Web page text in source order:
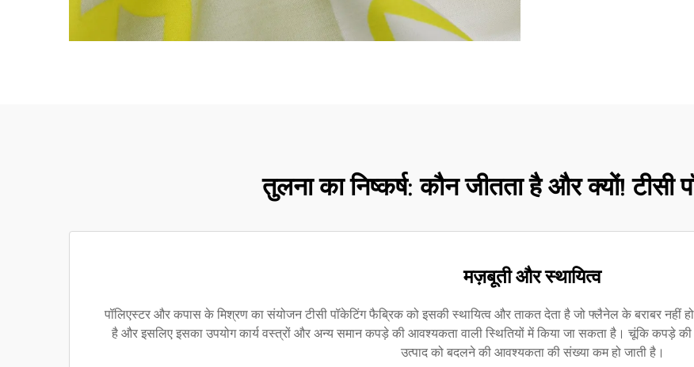
तुलना का निष्कर्ष: कौन जीतता है और क्यों! टीसी
मज़बूती और स्थायित्व
पॉलिएस्टर और कपास के मिश्रण का संयोजन टीसी पॉकेटिंग फैब्रिक को इसकी स्थायित्व और ताकत देता है जो फ्लैनेल के बराबर नहीं
है और इसलिए इसका उपयोग कार्य वस्त्रों और अन्य समान कपड़े की आवश्यकता वाली स्थितियों में किया जा सकता है। चूंकि कपड़े
उत्पाद को बदलने की आवश्यकता की संख्या कम हो जाती है।